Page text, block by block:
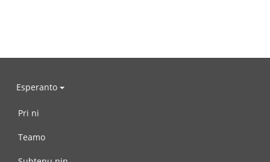
Esperanto
Pri ni
Teamo